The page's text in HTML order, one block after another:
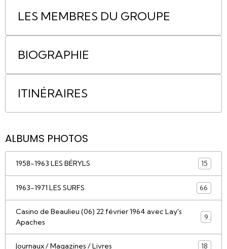
LES MEMBRES DU GROUPE
BIOGRAPHIE
ITINÉRAIRES
ALBUMS PHOTOS
1958-1963 LES BÉRYLS 15
1963-1971 LES SURFS 66
Casino de Beaulieu (06) 22 février 1964 avec Lay's
Apaches
9
Journaux / Magazines / Livres 18